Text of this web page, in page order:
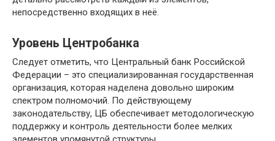
непосредственно входящих в неё.
Уровень Центробанка
Следует отметить, что Центральный банк Российской
Федерации – это специализированная государственная
организация, которая наделена довольно широким
спектром полномочий. По действующему
законодательству, ЦБ обеспечивает методологическую
поддержку и контроль деятельности более мелких